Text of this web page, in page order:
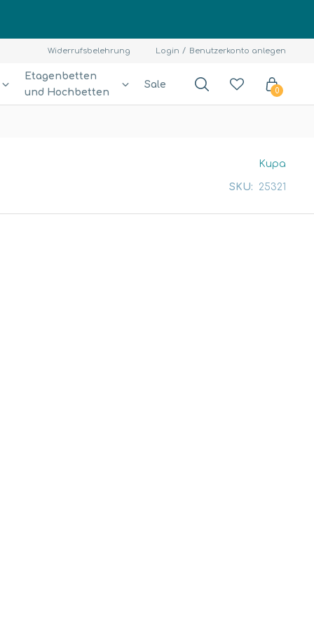
Widerrufsbelehrung Login Benutzerkonto anlegen
Etagenbetten
und Hochbetten
Sale
0
Kupa
SKU: 25321